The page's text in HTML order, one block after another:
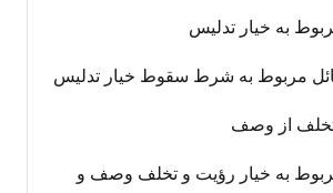
به خیار تدلیس
مربوط به شرط سقوط خیار تدلیس
تخلف از وصف
به خیار رؤیت و تخلف وصف و